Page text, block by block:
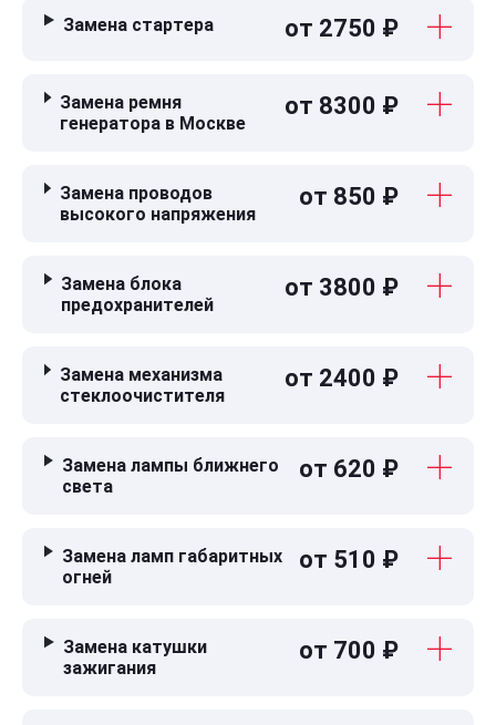
Замена стартера от 2750 ₽
Замена ремня
генератора в Москве
от 8300 ₽
Замена проводов
высокого напряжения
от 850 ₽
Замена блока
предохранителей
от 3800 ₽
Замена механизма
стеклоочистителя
от 2400 ₽
Замена лампы ближнего
света
от 620 ₽
Замена ламп габаритных
огней
от 510 ₽
Замена катушки
зажигания
от 700 ₽